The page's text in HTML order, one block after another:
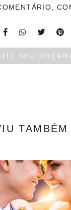
SEU
TAMBÉM